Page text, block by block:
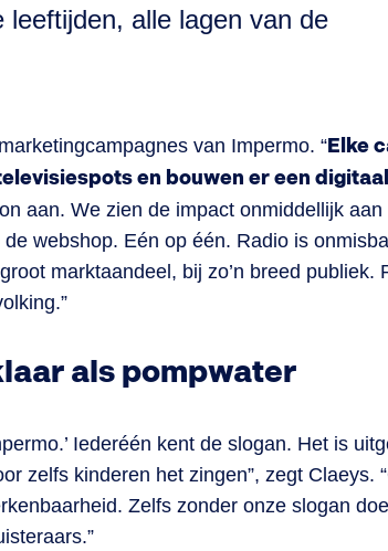
leeftijden, alle lagen van de
van Impermo. “ Elke
en bouwen er een
aan. We zien de impact onmiddellijk
webshop. Eén op één. Radio is
marktaandeel, bij zo’n breed
als pompwater
Iederéén kent de slogan. Het is
zelfs kinderen het zingen”, zegt Claeys.
Zelfs zonder onze slogan